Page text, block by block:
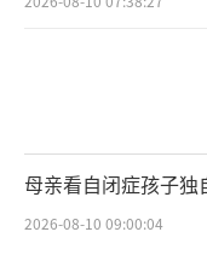
母亲看自闭症孩子独
2026-08-10 09:00:04